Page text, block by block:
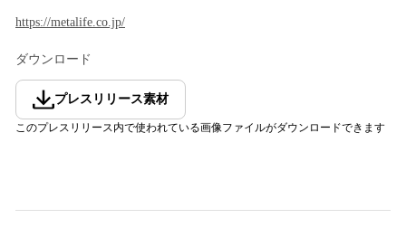
https://metalife.co.jp/
ダウンロード
プレスリリース素材
このプレスリリース内で使われている画像ファイルがダウンロードできます